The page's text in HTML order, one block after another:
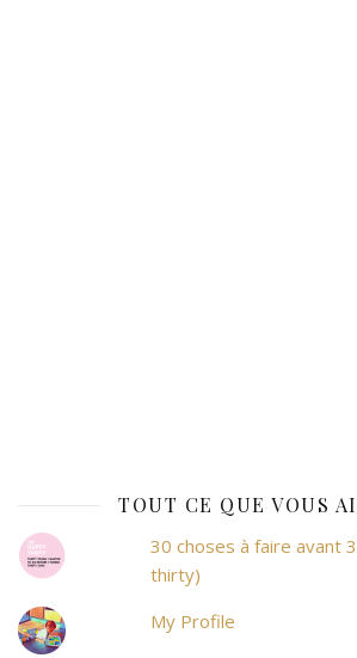
TOUT CE QUE VOUS
30 choses à faire avant
thirty)
My Profile